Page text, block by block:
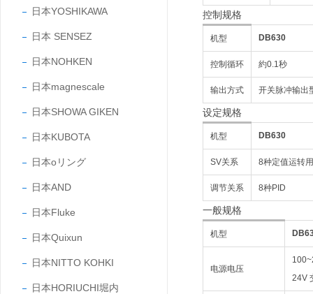
日本YOSHIKAWA
日本 SENSEZ
日本NOHKEN
日本magnescale
日本SHOWA GIKEN
日本KUBOTA
日本oリング
日本AND
日本Fluke
日本Quixun
日本NITTO KOHKI
日本HORIUCHI堀内
控制规格
机型 DB630
控制循环 約0.1秒
输出方式 开关脉冲输出
设定规格
机型 DB630
SV关系 8种定值运转
调节关系 8种PID
一般规格
机型
电源电压
24V